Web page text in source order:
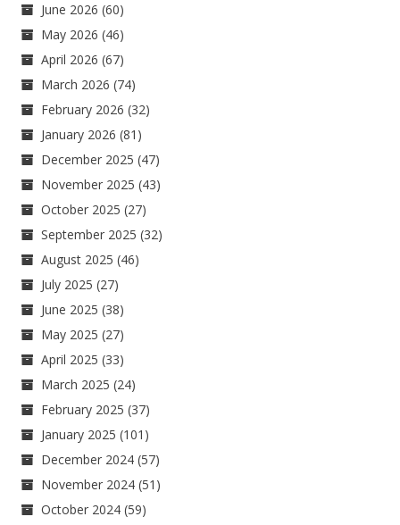
June 2026 (60)
May 2026 (46)
April 2026 (67)
March 2026 (74)
February 2026 (32)
January 2026 (81)
December 2025 (47)
November 2025 (43)
October 2025 (27)
September 2025 (32)
August 2025 (46)
July 2025 (27)
June 2025 (38)
May 2025 (27)
April 2025 (33)
March 2025 (24)
February 2025 (37)
January 2025 (101)
December 2024 (57)
November 2024 (51)
October 2024 (59)